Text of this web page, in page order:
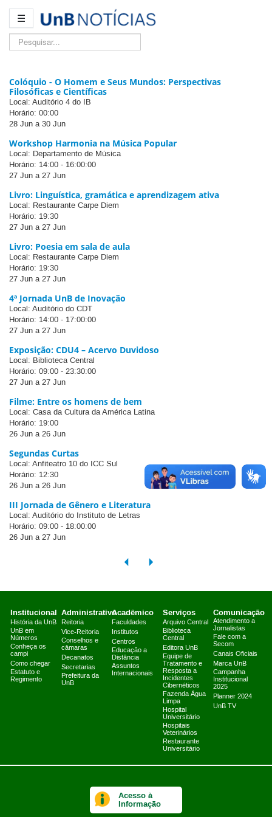
☰
Pesquisar...
Colóquio - O Homem e Seus Mundos: Perspectivas
Filosóficas e Científicas
Local: Auditório 4 do IB
Horário: 00:00
28 Jun a 30 Jun
Workshop Harmonia na Música Popular
Local: Departamento de Música
Horário: 14:00 - 16:00:00
27 Jun a 27 Jun
Livro: Linguística, gramática e aprendizagem ativa
Local: Restaurante Carpe Diem
Horário: 19:30
27 Jun a 27 Jun
Livro: Poesia em sala de aula
Local: Restaurante Carpe Diem
Horário: 19:30
27 Jun a 27 Jun
4ª Jornada UnB de Inovação
Local: Auditório do CDT
Horário: 14:00 - 17:00:00
27 Jun a 27 Jun
Exposição: CDU4 – Acervo Duvidoso
Local: Biblioteca Central
Horário: 09:00 - 23:30:00
27 Jun a 27 Jun
Filme: Entre os homens de bem
Local: Casa da Cultura da América Latina
Horário: 19:00
26 Jun a 26 Jun
Segundas Curtas
Local: Anfiteatro 10 do ICC Sul
Horário: 12:30
26 Jun a 26 Jun
III Jornada de Gênero e Literatura
Local: Auditório do Instituto de Letras
Horário: 09:00 - 18:00:00
26 Jun a 27 Jun
Institucional
História da UnB
UnB em
Números
Conheça os
campi
Como chegar
Estatuto e
Regimento
Administrativo
Reitoria
Vice-Reitoria
Conselhos e
câmaras
Decanatos
Secretarias
Prefeitura da
UnB
Acadêmico
Faculdades
Institutos
Centros
Educação a
Distância
Assuntos
Internacionais
Serviços
Arquivo Central
Biblioteca
Central
Editora UnB
Equipe de
Tratamento e
Resposta a
Incidentes
Cibernéticos
Fazenda Água
Limpa
Hospital
Universitário
Hospitais
Veterinários
Restaurante
Universitário
Comunicação
Atendimento a
Jornalistas
Fale com a
Secom
Canais Oficiais
Marca UnB
Campanha
Institucional
2025
Planner 2024
UnB TV
Acesso à
Informação